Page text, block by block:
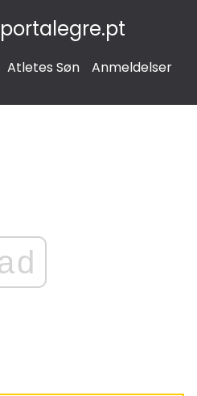
Atletes Søn Anmeldelser